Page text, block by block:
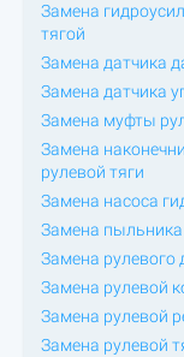
Замена
тягой
Замена датчика
Замена датчика
Замена муфты
Замена
рулевой тяги
Замена насоса
Замена пыльника
Замена рулевого
Замена рулевой
Замена рулевой
Замена рулевой